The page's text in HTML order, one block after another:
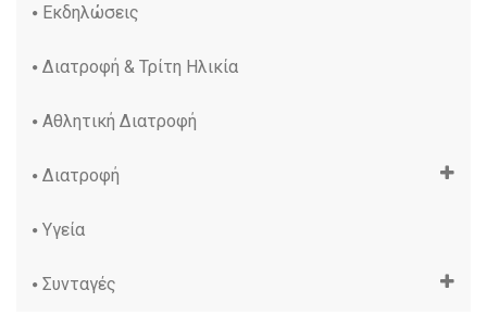
Εκδηλώσεις
Διατροφή & Τρίτη Ηλικία
Αθλητική Διατροφή
Διατροφή
Υγεία
Συνταγές